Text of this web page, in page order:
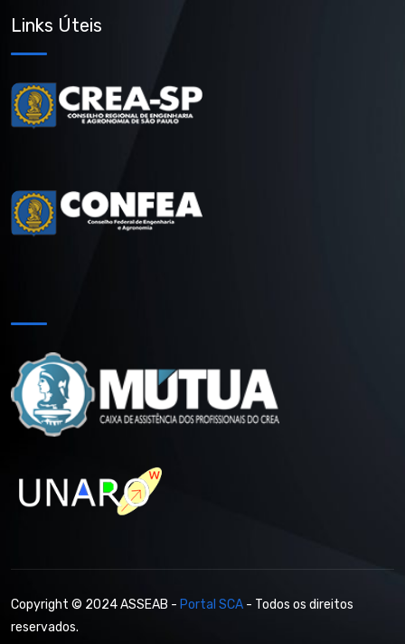
Links Úteis
Copyright © 2024 ASSEAB - Portal SCA - Todos os direitos
reservados.